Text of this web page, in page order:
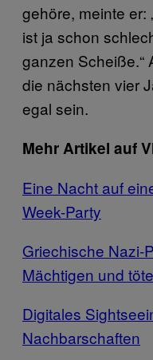
gehöre, meinte er:
ist ja schon
ganzen Scheiße.“
die nächsten vier
egal sein.
Mehr Artikel auf
Eine Nacht auf
Week-Party
Griechische Nazi-
Mächtigen und
Digitales
Nachbarschaften